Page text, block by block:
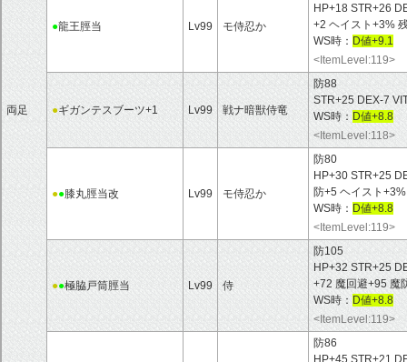
両足
●龍王脛当 Lv99 モ侍忍か
HP+18 STR+26
+2 ヘイスト+3%
WS時： D値+9.1
<ItemLevel:119>
●ギガンテスブーツ+1 Lv99 戦ナ暗獣侍竜
防88
STR+25 DEX-7
WS時： D値+8.8
<ItemLevel:118>
●●膝丸脛当改 Lv99 モ侍忍か
防80
HP+30 STR+25
防+5 ヘイスト
WS時： D値+8.8
<ItemLevel:119>
●●極脇戸筒脛当 Lv99 侍
防105
HP+32 STR+25
+72 魔回避+95 魔
WS時： D値+8.8
<ItemLevel:119>
防86
HP+45 STR+21